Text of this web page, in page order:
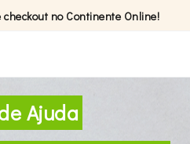
no Continente Online!
Ajuda